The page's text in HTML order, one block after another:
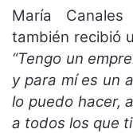
María
también recibió
“Tengo un
y para mí es un
lo puedo hacer,
a todos los que